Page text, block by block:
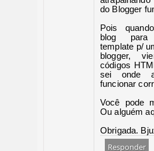
do Blogger
Pois
blog
template p/
blogger,
códigos
sei onde
funcionar
Você pode
Ou alguém
Obrigada.
Responder